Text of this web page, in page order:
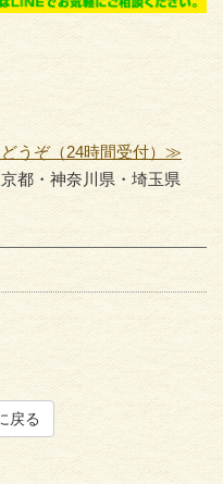
うぞ（24時間受付）≫
都・神奈川県・埼玉県
戻る